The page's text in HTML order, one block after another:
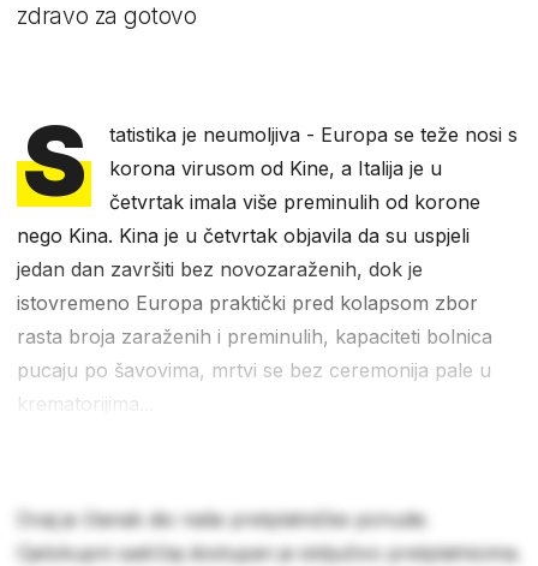
zdravo za gotovo
S
tatistika je neumoljiva - Europa se teže nosi s
korona virusom od Kine, a Italija je u
četvrtak imala više preminulih od korone
nego Kina. Kina je u četvrtak objavila da su uspjeli
jedan dan završiti bez novozaraženih, dok je
istovremeno Europa praktički pred kolapsom zbor
rasta broja zaraženih i preminulih, kapaciteti bolnica
pucaju po šavovima, mrtvi se bez ceremonija pale u
krematorijima...
Ovaj je članak dio naše pretplatničke ponude.
Cjelokupni sadržaj dostupan je isključivo pretplatnicima.